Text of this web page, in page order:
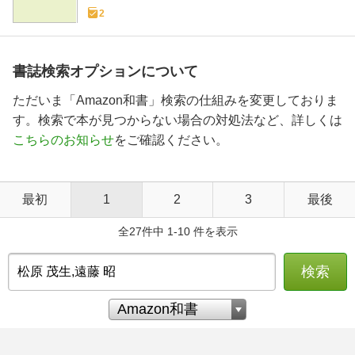
2
書誌検索オプションについて
ただいま「Amazon和書」検索の仕組みを変更しておりま
す。検索で本が見つからない場合の対処法など、詳しくは
こちらのお知らせをご確認ください。
最初 1 2 3 最後
全27件中 1-10 件を表示
検索